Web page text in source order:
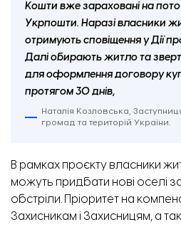
Кошти вже зараховані на
Укрпошти. Наразі власники
отримують сповіщення у Дії
Далі обирають житло та
для оформлення договору
протягом 30 днів,
Наталія Козловська,
громад та територій України.
В рамках проєкту власники
можуть придбати нові оселі
обстріли. Пріоритет на
Захисникам і Захисницям, а